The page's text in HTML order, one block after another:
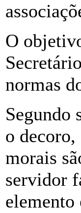
O
normas
Segundo
o
morais
servidor
elemento